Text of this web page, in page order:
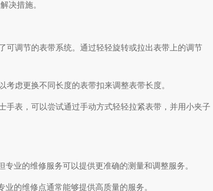
决措施。
调节的表带系统。通过轻轻旋转或拉出表带上的调节
虑更换不同长度的表带扣来调整表带长度。
表，可以尝试通过手动方式轻轻拉紧表带，并用小夹子
业的维修服务可以提供更准确的测量和调整服务。
的维修点通常能够提供高质量的服务。